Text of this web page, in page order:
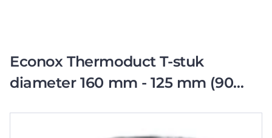
Econox Thermoduct T-stuk
diameter 160 mm - 125 mm (90